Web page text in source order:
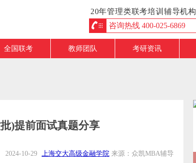
20年管理类联考培训辅导机构
咨询热线 400-025-6869
全国联考 教师团队 考研资讯
)提前面试真题分享
2024-10-29 上海交大高级金融学院 来源：众凯MBA辅导